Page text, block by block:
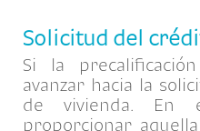
Solicitud del
Si la
avanzar hacia la
de vivienda. En
proporcionar